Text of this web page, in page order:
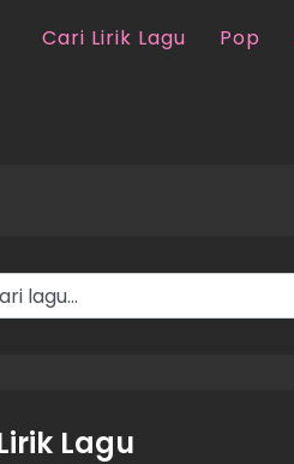
Cari Lirik Lagu Pop
Lagu